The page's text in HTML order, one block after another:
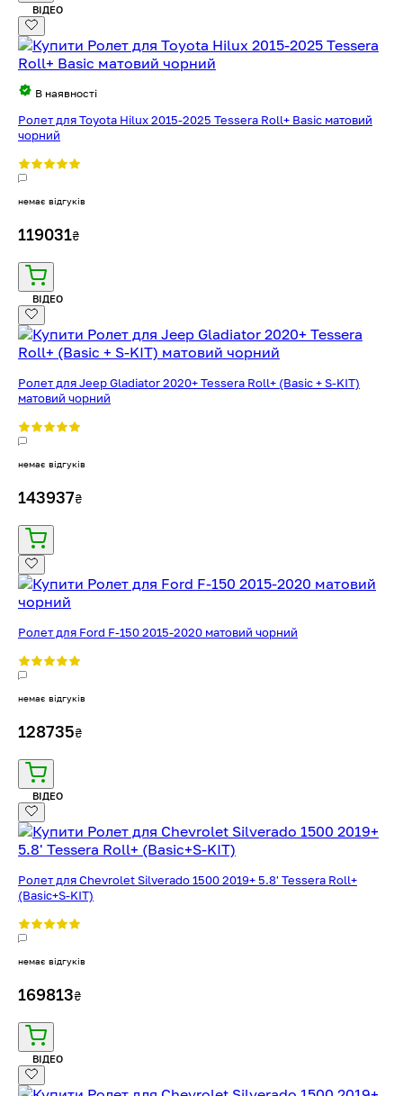
ВІДЕО
В наявності
Ролет для Toyota Hilux 2015-2025 Tessera Roll+ Basic матовий
чорний
немає відгуків
119031₴
ВІДЕО
Ролет для Jeep Gladiator 2020+ Tessera Roll+ (Basic + S-KIT)
матовий чорний
немає відгуків
143937₴
Ролет для Ford F-150 2015-2020 матовий чорний
немає відгуків
128735₴
ВІДЕО
Ролет для Chevrolet Silverado 1500 2019+ 5.8' Tessera Roll+
(Basic+S-KIT)
немає відгуків
169813₴
ВІДЕО